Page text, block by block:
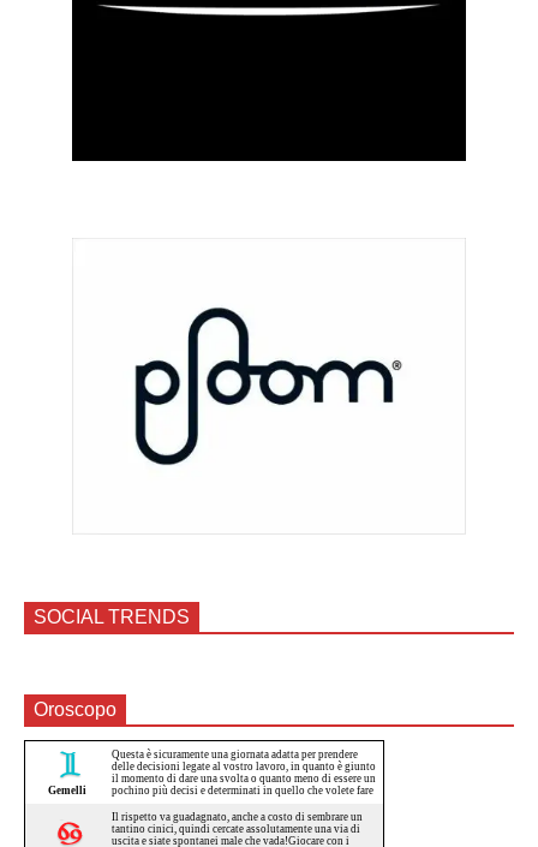
SOCIAL TRENDS
Oroscopo